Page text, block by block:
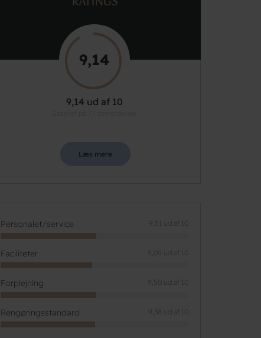
9,14
9,14 ud af 10
Læs mere
Personalet/service 9,51 ud af 10
Faciliteter 9,09 ud af 10
Forplejning 9,50 ud af 10
Rengøringsstandard 9,38 ud af 10